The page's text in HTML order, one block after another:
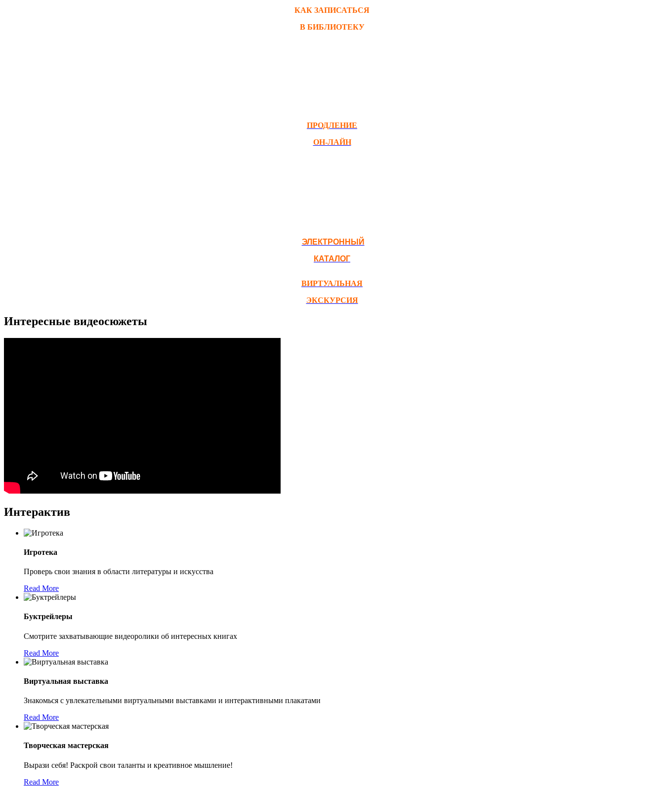
КАК ЗАПИСАТЬСЯ
В БИБЛИОТЕКУ
ПРОДЛЕНИЕ
ОН-ЛАЙН
ЭЛЕКТРОННЫЙ
КАТАЛОГ
ВИРТУАЛЬНАЯ
ЭКСКУРСИЯ
Интересные видеосюжеты
Интерактив
Игротека
Проверь свои знания в области литературы и искусства
Read More
Буктрейлеры
Смотрите захватывающие видеоролики об интересных книгах
Read More
Виртуальная выставка
Знакомься с увлекательными виртуальными выставками и интерактивными плакатами
Read More
Творческая мастерская
Вырази себя! Раскрой свои таланты и креативное мышление!
Read More